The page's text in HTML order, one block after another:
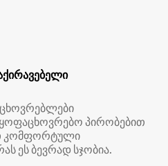
პირობებით
კომფორტული
ეს ბევრად სჯობია.